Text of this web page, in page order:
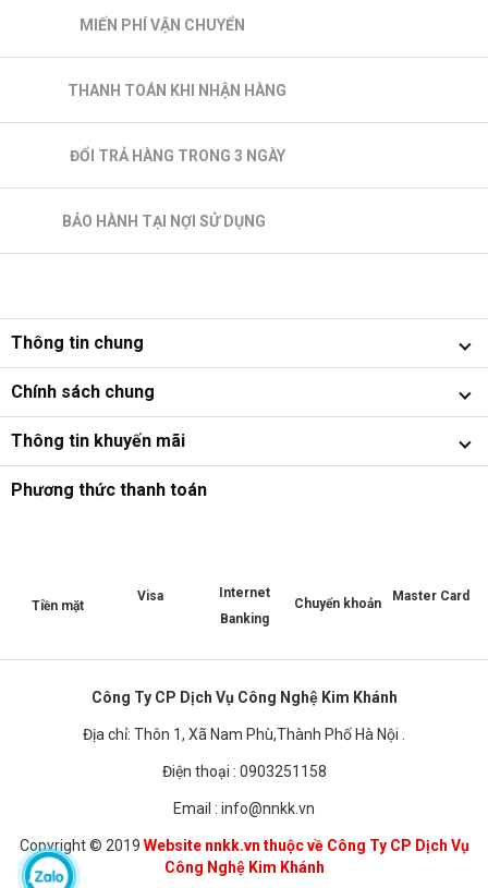
MIẾN PHÍ VẬN CHUYỂN
THANH TOÁN KHI NHẬN HÀNG
ĐỔI TRẢ HÀNG TRONG 3 NGÀY
BẢO HÀNH TẠI NỢI SỬ DỤNG
Thông tin chung
Chính sách chung
Thông tin khuyến mãi
Phương thức thanh toán
Tiền mặt
Visa
Internet
Banking
Chuyển khoản Master Card
Công Ty CP Dịch Vụ Công Nghệ Kim Khánh
Địa chỉ: Thôn 1, Xã Nam Phù,Thành Phố Hà Nội .
Điện thoại : 0903251158
Email : info@nnkk.vn
Copyright © 2019 Website nnkk.vn thuộc về Công Ty CP Dịch Vụ
Công Nghệ Kim Khánh